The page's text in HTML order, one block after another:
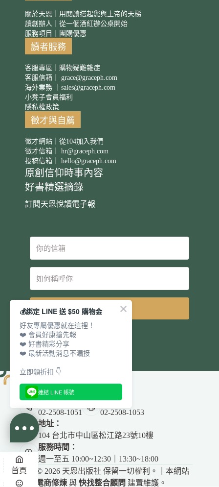
關於天恩｜用閱讀搭起您與上帝的天梯
讀創辦人｜從一個酒紅辦公桌開始
服務項目｜團購優惠
讀者服務
客服專區｜購物疑難雜症
客服信箱｜ grace@graceph.com
海外業務 ｜ sales@graceph.com
小凳子會員福利
隱私權政策
徵才與自薦
徵才網站｜從104加入我們
徵才信箱｜ hr@graceph.com
投稿信箱｜ hello@graceph.com
原創信仰時事內容
好書精選摘錄
訂閱天恩悅讀電子報
立即訂閱
電話：
02-2508-1051
傳真：
02-2508-1053
地址：
104 台北市中山區松江路23號10樓
服務時間：
週一至五 10:00~12:30｜13:30~18:00
Copyright © 2026 天恩出版社 保留一切權利。｜本網站
電商修煉 與快找整合顧問 建置維護。
首頁
💰綁定 LINE 送 $50 購物金
好友專屬優惠就在這裡！
❤️ 會員好康搶先報
❤️ 好書精彩分享
❤️ 最新活動消息不漏接
立即領折扣 👇
連結 LINE 帳號